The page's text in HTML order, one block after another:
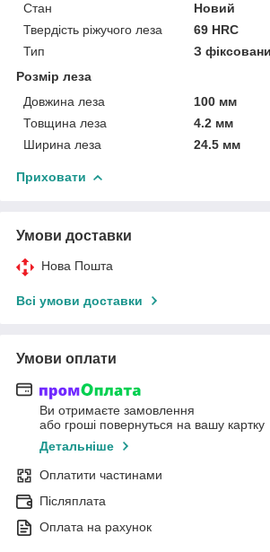
Стан
Новий
Твердість ріжучого леза
69 HRC
Тип
З
Розмір леза
Довжина леза
100 мм
Товщина леза
4.2 мм
Ширина леза
24.5 мм
Приховати
Умови доставки
Нова Пошта
Всі умови доставки
Умови оплати
Ви отримаєте замовлення
або гроші повернуться на вашу картку
Детальніше
Оплатити частинами
Післяплата
Оплата на рахунок